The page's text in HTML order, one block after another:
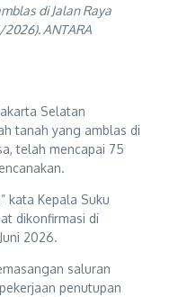
di Jalan Raya
ANTARA
Selatan
tanah yang amblas di
telah mencapai 75
kata Kepala Suku
dikonfirmasi di
2026.
saluran
penutupan